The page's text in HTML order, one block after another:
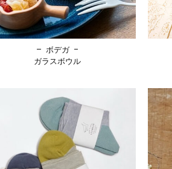
ボデガ
ガラスボウル